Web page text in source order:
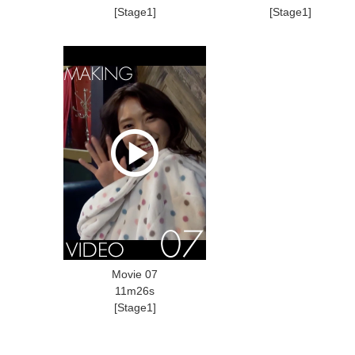
[Stage1]
[Stage1]
Movie 07
11m26s
[Stage1]